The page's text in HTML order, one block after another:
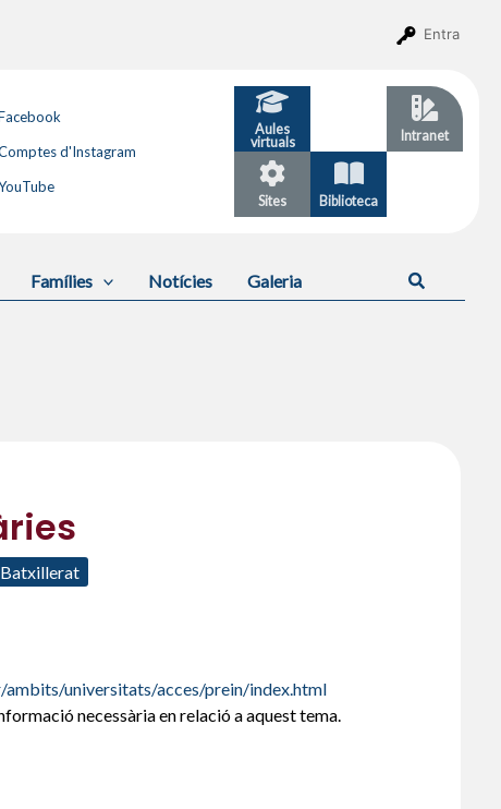
Entra
d'Instagram
Aules
virtuals
Intranet
Sites Biblioteca
Famílies Notícies Galeria Cerca
Batxillerat
universitats/acces/prein/index.html
necessària en relació a aquest tema.